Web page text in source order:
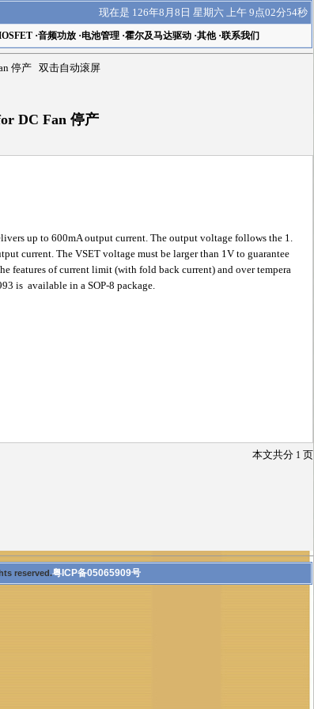
现在是 126年8月8日 星期六 上午 9点02分54秒
·音频功放·电池管理·霍尔及马达驱动·其他·联系我们
停产 双击自动滚屏
DC Fan 停产
up to 600mA output current. The output voltage follows the 1.
current. The VSET voltage must be larger than 1V to guarantee
features of current limit (with fold back current) and over tempera
is available in a SOP-8 package.
本文共分 1 页
reserved.粤ICP备05065909号